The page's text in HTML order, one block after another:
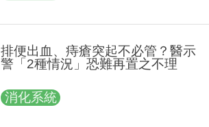
排便出血、痔瘡突起不必管？醫示
警「2種情況」恐難再置之不理
消化系統